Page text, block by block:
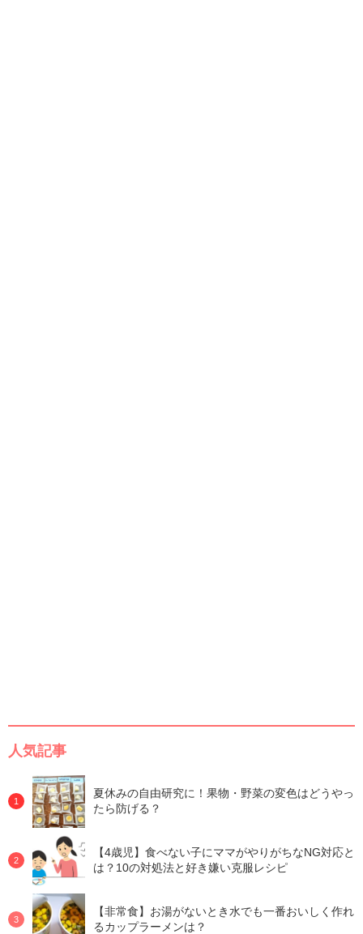
人気記事
夏休みの自由研究に！果物・野菜の変色はどうやっ
たら防げる？
【4歳児】食べない子にママがやりがちなNG対応と
は？10の対処法と好き嫌い克服レシピ
【非常食】お湯がないとき水でも一番おいしく作れ
るカップラーメンは？